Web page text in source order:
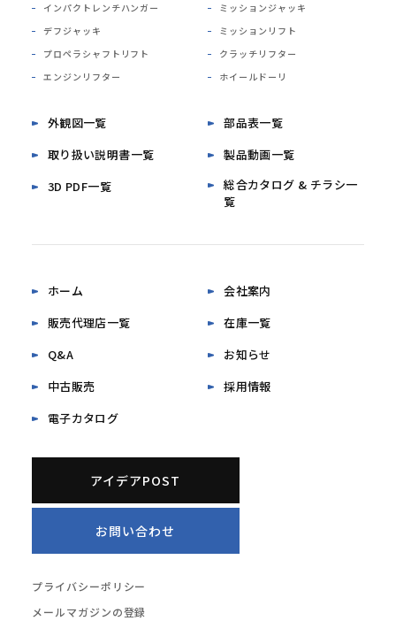
インパクトレンチハンガー
ミッションジャッキ
デフジャッキ
ミッションリフト
プロペラシャフトリフト
クラッチリフター
エンジンリフター
ホイールドーリ
外観図一覧
部品表一覧
取り扱い説明書一覧
製品動画一覧
3D PDF一覧
総合カタログ & チラシ一
覧
ホーム
会社案内
販売代理店一覧
在庫一覧
Q&A
お知らせ
中古販売
採用情報
電子カタログ
アイデアPOST
お問い合わせ
プライバシーポリシー
メールマガジンの登録